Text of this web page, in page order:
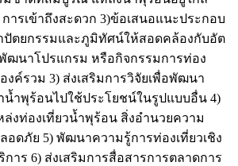
ารเข้าถึงสะดวก 3)ข้อเสนอแนะประกอบ
ตยกรรมและภูมิทัศน์ให้สอดคล้องกับอัต
นาโปรแกรม หรือกิจกรรมการท่อง
งค์รวม 3) ส่งเสริมการวิจัยเพื่อพัฒนา
ำพุร้อนไปใช้ประโยชน์ในรูปแบบอื่น 4)
งท่องเที่ยวน้ำพุร้อน สิ่งอำนวยความ
อดภัย 5) พัฒนาความรู้การท่องเที่ยวเชิง
าร 6) ส่งเสริมการสื่อสารการตลาดการ